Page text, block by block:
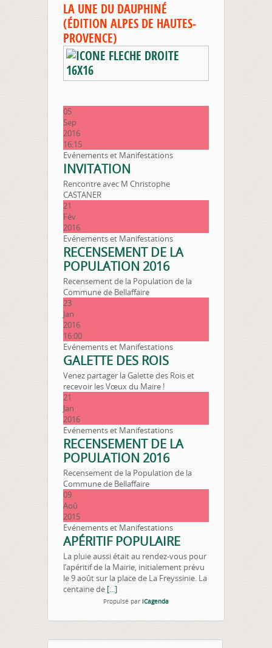
LA UNE DU DAUPHINÉ
(ÉDITION ALPES DE HAUTES-
PROVENCE)
05
Sep
2016
16:15
Evénements et Manifestations
INVITATION
Rencontre avec M Christophe
CASTANER
21
Fév
2016
Evénements et Manifestations
RECENSEMENT DE LA
POPULATION 2016
Recensement de la Population de la
Commune de Bellaffaire
23
Jan
2016
16:00
Evénements et Manifestations
GALETTE DES ROIS
Venez partager la Galette des Rois et
recevoir les Vœux du Maire !
21
Jan
2016
Evénements et Manifestations
RECENSEMENT DE LA
POPULATION 2016
Recensement de la Population de la
Commune de Bellaffaire
09
Aoû
2015
Evénements et Manifestations
APÉRITIF POPULAIRE
La pluie aussi était au rendez-vous pour
l’apéritif de la Mairie, initialement prévu
le 9 août sur la place de La Freyssinie. La
centaine de [...]
Propulsé par iCagenda